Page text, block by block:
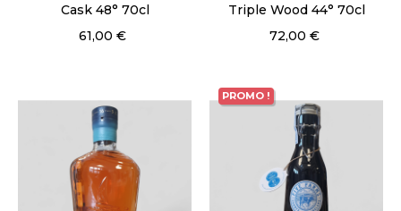
Cask 48° 70cl
61,00 €
Triple Wood 44° 70cl
72,00 €
PROMO !